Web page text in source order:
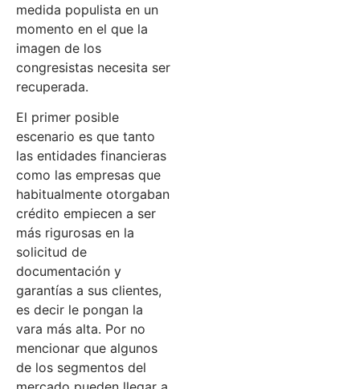
medida populista en un
momento en el que la
imagen de los
congresistas necesita ser
recuperada.
El primer posible
escenario es que tanto
las entidades financieras
como las empresas que
habitualmente otorgaban
crédito empiecen a ser
más rigurosas en la
solicitud de
documentación y
garantías a sus clientes,
es decir le pongan la
vara más alta. Por no
mencionar que algunos
de los segmentos del